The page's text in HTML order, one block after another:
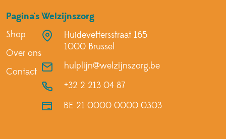
Pagina's
Shop
Over ons
Contact
Welzijnszorg
Huidevettersstraat 165
1000 Brussel
hulplijn@welzijnszorg.be
+32 2 213 04 87
BE 21 0000 0000 0303